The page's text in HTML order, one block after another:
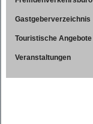
Gastgeberverzeichnis
Touristische Angebote
Veranstaltungen